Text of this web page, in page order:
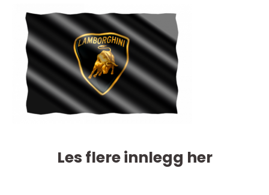
Les flere innlegg her